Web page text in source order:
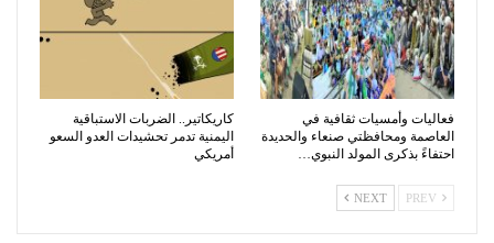
فعاليات وأمسيات ثقافية في
العاصمة ومحافظتي صنعاء والحديدة
احتفاءً بذكرى المولد النبوي…
كاريكاتير.. الضربات الاستباقية
اليمنية تدمر تحشيدات العدو السعو
أمريكي
NEXT